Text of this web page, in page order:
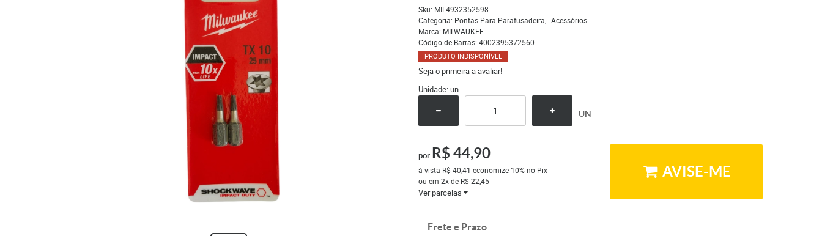
Sku: MIL4932352598
Categoria: Pontas Para Parafusadeira
Acessórios
Marca: MILWAUKEE
Código de Barras: 4002395372560
PRODUTO INDISPONÍVEL
Seja o primeira a avaliar!
Unidade: un
UN
por R$ 44,90
à vista R$ 40,41 economize 10%no Pix
ou em 2xde R$ 22,45
Ver parcelas
AVISE-ME
Frete e Prazo